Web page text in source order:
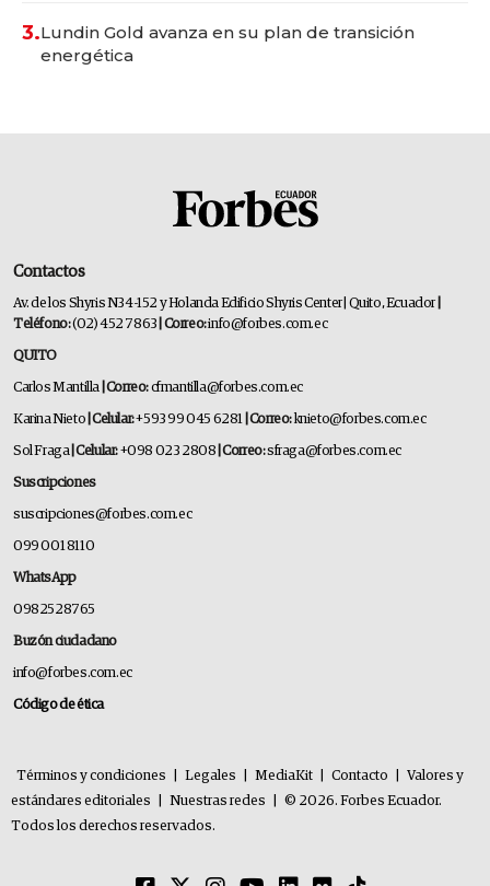
3.Lundin Gold avanza en su plan de transición
energética
Contactos
Av. de los Shyris N34-152 y Holanda Edificio Shyris Center | Quito, Ecuador
Teléfono:(02) 452 7863 | Correo:info@forbes.com.ec
QUITO
Carlos Mantilla | Correo:cfmantilla@forbes.com.ec
Karina Nieto | Celular:+593 99 045 6281 | Correo: knieto@forbes.com.ec
Sol Fraga | Celular:+098 023 2808 | Correo:sfraga@forbes.com.ec
Suscripciones
suscripciones@forbes.com.ec
099 001 8110
WhatsApp
0982528765
Buzón ciudadano
info@forbes.com.ec
Código de ética
Términos y condiciones Legales MediaKit Contacto
Valores y
estándares editoriales
Nuestras redes
© 2026. Forbes Ecuador.
Todos los derechos reservados.